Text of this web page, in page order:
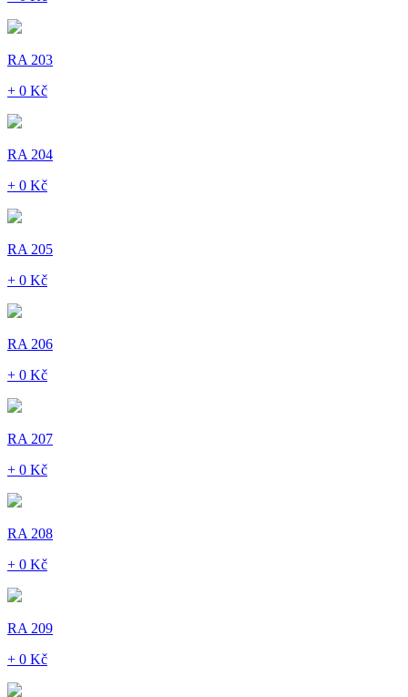
RA 203
+ 0 Kč
RA 204
+ 0 Kč
RA 205
+ 0 Kč
RA 206
+ 0 Kč
RA 207
+ 0 Kč
RA 208
+ 0 Kč
RA 209
+ 0 Kč